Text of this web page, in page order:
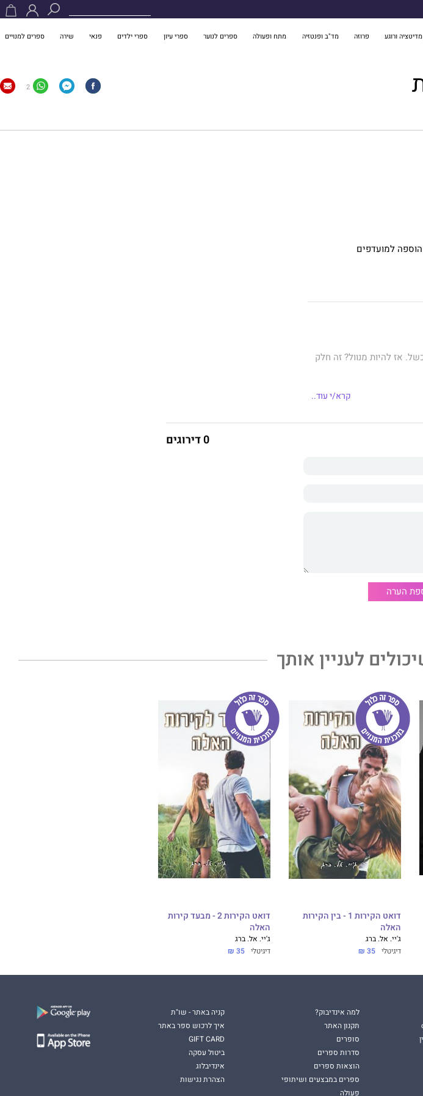
ורוגע פרוזה מד"ב ופנטזיה מתח ופעולה ספרים לנוער ספרי עיון ספרי ילדים פנאי שירה ספרים למנויים
2
הוספה למועדפים
אז להיות מנוול? זה חלק
תגיע. קארה המילטון
הצלחתי להתנער ממנה.
קרא/י עוד..
0 דירוגים
הערה
לעניין אותך
דואט הקירות 1 - בין הקירות
האלה
ג'יי. אל. ברג
דיגיטלי 35 ₪
דואט הקירות 2 - מבעד קירות
האלה
ג'יי. אל. ברג
דיגיטלי 35 ₪
למה אינדיבוק?
תקנון האתר
סופרים
סדרות ספרים
הוצאות ספרים
ספרים במבצעים ושיתופי
פעולה
קניה באתר - שו"ת
איך לרכוש ספר באתר
GIFT CARD
ביטול עסקה
אינדיבלוג
הצהרת נגישות